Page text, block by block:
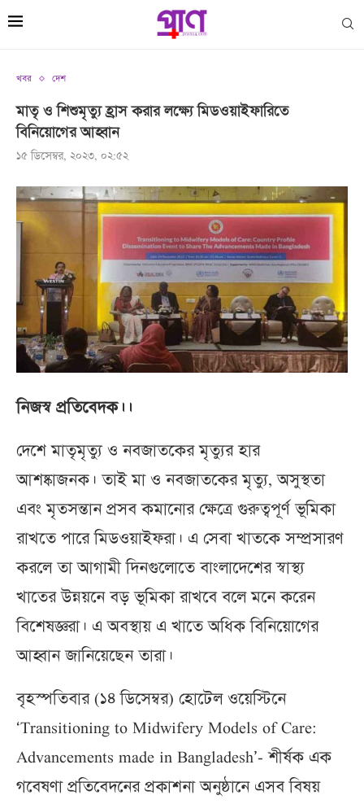
খবর দেশ
মাতৃ ও শিশুমৃত্যু হ্রাস করার লক্ষ্যে মিডওয়াইফারিতে
বিনিয়োগের আহ্বান
১৫ ডিসেম্বর, ২০২৩, ০২:৫২
নিজস্ব প্রতিবেদক।।
দেশে মাতৃমৃত্যু ও নবজাতকের মৃত্যুর হার
আশষ্কাজনক। তাই মা ও নবজাতকের মৃত্যু, অসুস্থতা
এবং মৃতসন্তান প্রসব কমানোর ক্ষেত্রে গুরুত্বপূর্ণ ভূমিকা
রাখতে পারে মিডওয়াইফরা। এ সেবা খাতকে সম্প্রসারণ
করলে তা আগামী দিনগুলোতে বাংলাদেশের স্বাস্থ্য
খাতের উন্নয়নে বড় ভূমিকা রাখবে বলে মনে করেন
বিশেষজ্ঞরা। এ অবস্থায় এ খাতে অধিক বিনিয়োগের
আহ্বান জানিয়েছেন তারা।
বৃহস্পতিবার (১৪ ডিসেম্বর) হোটেল ওয়েস্টিনে
‘Transitioning to Midwifery Models of Care:
Advancements made in Bangladesh’- শীর্ষক এক
গবেষণা প্রতিবেদনের প্রকাশনা অনুষ্ঠানে এসব বিষয়